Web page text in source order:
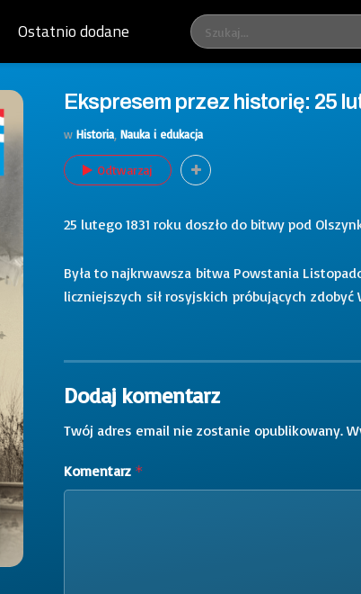
Ostatnio dodane
Ekspresem przez historię: 25
w Historia Nauka i edukacja
Odtwarzaj
25 lutego 1831 roku doszło do bitwy pod
Była to najkrwawsza bitwa Powstania
liczniejszych sił rosyjskich próbujących
Dodaj komentarz
Twój adres email nie zostanie opublikowany.
Komentarz *